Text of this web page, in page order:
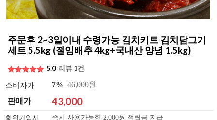
주문후 2~3일이내 수령가능 김치키트 김치담그기
세트 5.5kg (절임배추 4kg+국내산 양념 1.5kg)
5.0 리뷰 1건
소비자가 7% 46,000원
판매가
43,000
회원가입시 즉시 사용가능한 2.000원 적립금 지급